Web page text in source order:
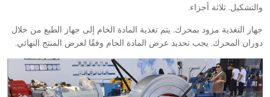
والتشكيل. ثلاثة أجزاء.
جهاز التغذية مزود بمحرك. يتم تغذية المادة الخام إلى جهاز الطبع من خلال
دوران المحرك. يجب تحديد عرض المادة الخام وفقًا لعرض المنتج النهائي.